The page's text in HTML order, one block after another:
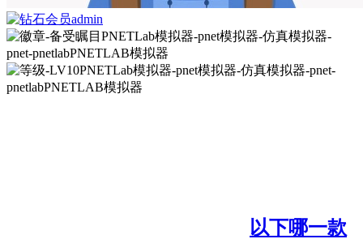
admin
以下哪一款